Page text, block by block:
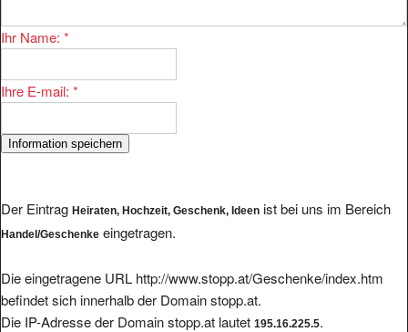
Ihr Name: *
Ihre E-mail: *
Der Eintrag Heiraten, Hochzeit, Geschenk, Ideen ist bei uns im Bereich
Handel/Geschenke eingetragen.
Die eingetragene URL http://www.stopp.at/Geschenke/index.htm
befindet sich innerhalb der Domain stopp.at.
Die IP-Adresse der Domain stopp.at lautet 195.16.225.5.